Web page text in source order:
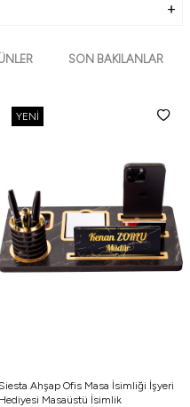
Bardak Altlığı
SON BAKILANLAR
YENI
Siesta Ahşap Ofis Masa İsimliği İşyeri
Hediyesi Masaüstü İsimlik